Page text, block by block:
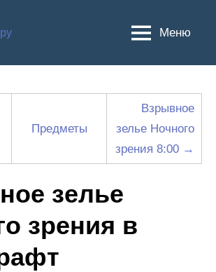
Меню
Предметы
Взрывное
зелье Ночного
зрения 8:00 →
зелье
зрения в